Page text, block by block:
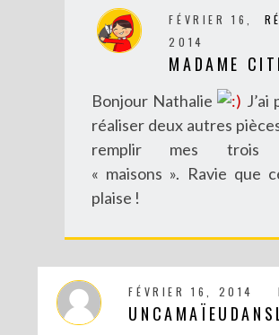
FÉVRIER 16,
2014
MADAME
Bonjour Nathalie
J’ai
réaliser deux autres
remplir mes trois
« maisons ». Ravie que
plaise !
FÉVRIER 16, 2014